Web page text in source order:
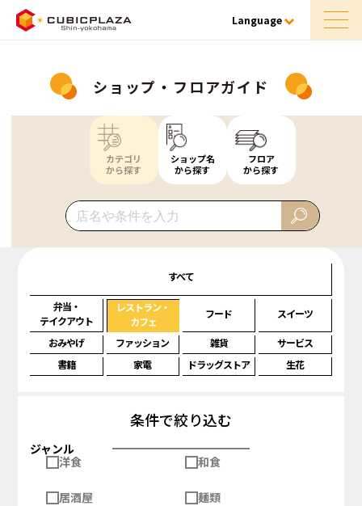
Language
ショップ・フロアガイド
カテゴリ
から探す
ショップ名
から探す
フロア
から探す
すべて
弁当・
テイクアウト
レストラン・
カフェ
フード スイーツ
おみやげ ファッション 雑貨
サービス
書籍
家電 ドラッグストア 生花
条件で絞り込む
ジャンル
洋食
和食
居酒屋 麺類